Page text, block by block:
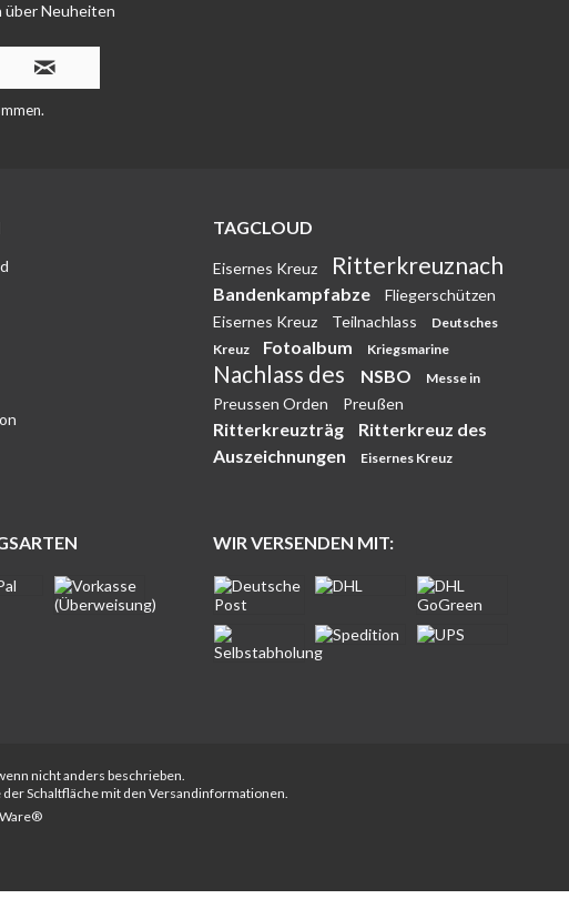
über Neuheiten
TAGCLOUD
Eisernes Kreuz Ritterkreuznach
Bandenkampfabze
Fliegerschützen
Eisernes Kreuz
Teilnachlass
Deutsches
Kreuz
Fotoalbum Kriegsmarine
Nachlass des NSBO Messe in
Preussen Orden Preußen
Ritterkreuzträg
Ritterkreuz des
Auszeichnungen
Eisernes Kreuz
WIR VERSENDEN MIT:
nicht anders beschrieben.
Schaltfläche mit den Versandinformationen.